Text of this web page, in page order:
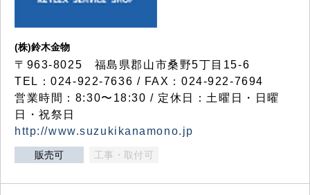
(株)鈴木金物
〒963-8025 福島県郡山市桑野5丁目15-6
TEL：024-922-7636 / FAX：024-922-7694
営業時間：8:30〜18:30 / 定休日：土曜日・日曜
日・祝祭日
http://www.suzukikanamono.jp
販売可 工事・取付可